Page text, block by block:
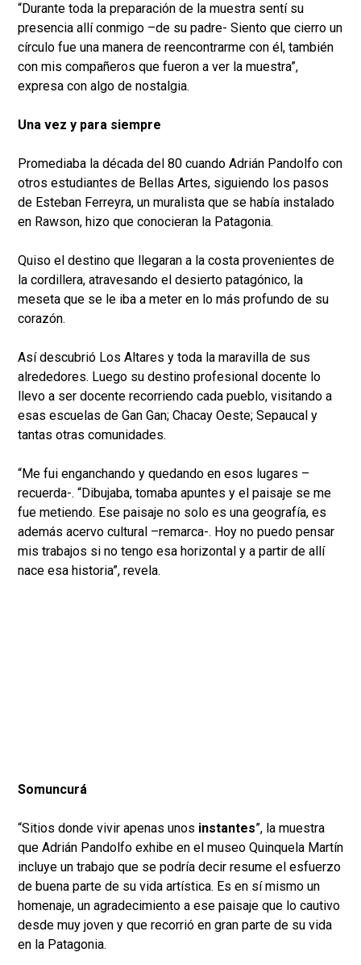
“Durante toda la preparación de la muestra sentí su
presencia allí conmigo –de su padre- Siento que cierro un
círculo fue una manera de reencontrarme con él, también
con mis compañeros que fueron a ver la muestra”,
expresa con algo de nostalgia.
Una vez y para siempre
Promediaba la década del 80 cuando Adrián Pandolfo con
otros estudiantes de Bellas Artes, siguiendo los pasos
de Esteban Ferreyra, un muralista que se había instalado
en Rawson, hizo que conocieran la Patagonia.
Quiso el destino que llegaran a la costa provenientes de
la cordillera, atravesando el desierto patagónico, la
meseta que se le iba a meter en lo más profundo de su
corazón.
Así descubrió Los Altares y toda la maravilla de sus
alrededores. Luego su destino profesional docente lo
llevo a ser docente recorriendo cada pueblo, visitando a
esas escuelas de Gan Gan; Chacay Oeste; Sepaucal y
tantas otras comunidades.
“Me fui enganchando y quedando en esos lugares –
recuerda-. “Dibujaba, tomaba apuntes y el paisaje se me
fue metiendo. Ese paisaje no solo es una geografía, es
además acervo cultural –remarca-. Hoy no puedo pensar
mis trabajos si no tengo esa horizontal y a partir de allí
nace esa historia”, revela.
Somuncurá
“Sitios donde vivir apenas unos instantes”, la muestra
que Adrián Pandolfo exhibe en el museo Quinquela Martín
incluye un trabajo que se podría decir resume el esfuerzo
de buena parte de su vida artística. Es en sí mismo un
homenaje, un agradecimiento a ese paisaje que lo cautivo
desde muy joven y que recorrió en gran parte de su vida
en la Patagonia.